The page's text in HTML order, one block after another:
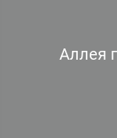
Аллея